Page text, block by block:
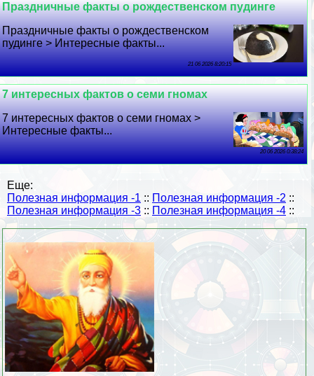
Праздничные факты о рождественском пудинге
Праздничные факты о рождественском
пудинге > Интересные факты...
21 06 2026 8:20:15
7 интересных фактов о семи гномах
7 интересных фактов о семи гномах >
Интересные факты...
20 06 2026 0:38:24
Еще:
Полезная информация -1 :: Полезная информация -2 ::
Полезная информация -3 :: Полезная информация -4 ::